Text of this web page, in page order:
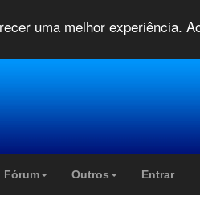
uma melhor experiência.
Fórum Outros Entrar